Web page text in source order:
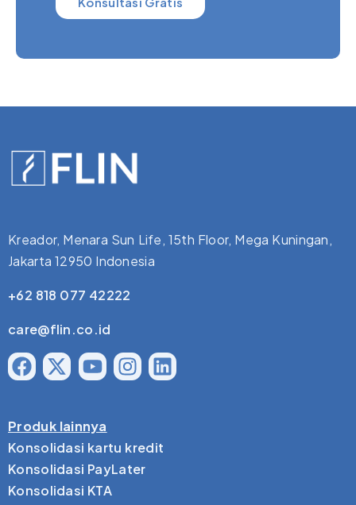
Kreador, Menara Sun Life, 15th Floor, Mega Kuningan,
Jakarta 12950 Indonesia
+62 818 077 42222
care@flin.co.id
Produk lainnya
Konsolidasi kartu kredit
Konsolidasi PayLater
Konsolidasi KTA